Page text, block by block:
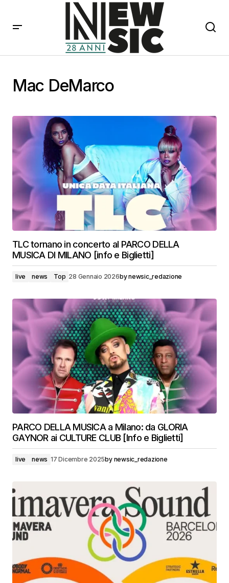
Mac DeMarco
TLC tornano in concerto al PARCO DELLA
MUSICA DI MILANO [info e Biglietti]
live news Top 28 Gennaio 2026bynewsic_redazione
PARCO DELLA MUSICA a Milano: da GLORIA
GAYNOR ai CULTURE CLUB [Info e Biglietti]
live news 17 Dicembre 2025by newsic_redazione